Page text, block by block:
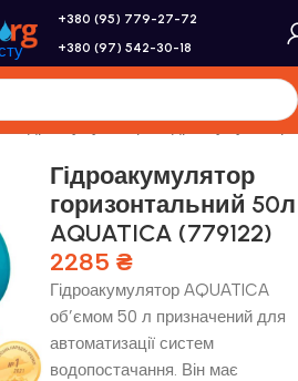
+380 (95) 779-27-72
+380 (97) 542-30-18
гідроакумулятори/Гідроакумулятори
Гідроакумулятор
горизонтальний 50л
AQUATICA (779122)
2285 ₴
Гідроакумулятор AQUATICA
об’ємом 50 л призначений для
автоматизації систем
водопостачання. Він має